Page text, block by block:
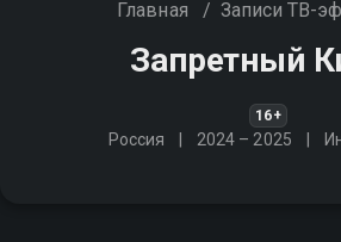
Главная / Записи ТВ-
Запретный
16+
Россия 2024 – 2025